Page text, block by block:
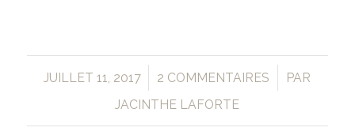
JUILLET 11, 2017
/ 2 COMMENTAIRES
/
PAR
JACINTHE LAFORTE